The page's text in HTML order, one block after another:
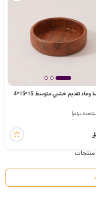
لاميسا وعاء تقديم خشبي متوسط 15*15*4